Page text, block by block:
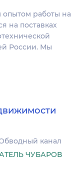
работы на
на поставках
России. Мы
канал
ЧУБАРОВ